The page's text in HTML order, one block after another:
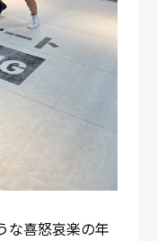
な喜怒哀楽の年